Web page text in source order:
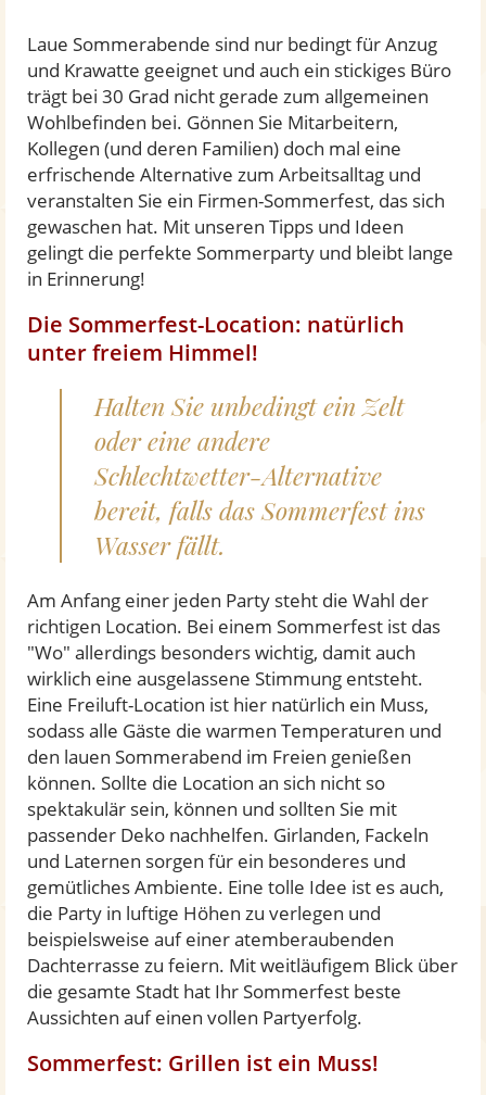
Laue Sommerabende sind nur bedingt für Anzug
und Krawatte geeignet und auch ein stickiges Büro
trägt bei 30 Grad nicht gerade zum allgemeinen
Wohlbefinden bei. Gönnen Sie Mitarbeitern,
Kollegen (und deren Familien) doch mal eine
erfrischende Alternative zum Arbeitsalltag und
veranstalten Sie ein Firmen-Sommerfest, das sich
gewaschen hat. Mit unseren Tipps und Ideen
gelingt die perfekte Sommerparty und bleibt lange
in Erinnerung!
Die Sommerfest-Location: natürlich
unter freiem Himmel!
Halten Sie unbedingt ein Zelt
oder eine andere
Schlechtwetter-Alternative
bereit, falls das Sommerfest ins
Wasser fällt.
Am Anfang einer jeden Party steht die Wahl der
richtigen Location. Bei einem Sommerfest ist das
"Wo" allerdings besonders wichtig, damit auch
wirklich eine ausgelassene Stimmung entsteht.
Eine Freiluft-Location ist hier natürlich ein Muss,
sodass alle Gäste die warmen Temperaturen und
den lauen Sommerabend im Freien genießen
können. Sollte die Location an sich nicht so
spektakulär sein, können und sollten Sie mit
passender Deko nachhelfen. Girlanden, Fackeln
und Laternen sorgen für ein besonderes und
gemütliches Ambiente. Eine tolle Idee ist es auch,
die Party in luftige Höhen zu verlegen und
beispielsweise auf einer atemberaubenden
Dachterrasse zu feiern. Mit weitläufigem Blick über
die gesamte Stadt hat Ihr Sommerfest beste
Aussichten auf einen vollen Partyerfolg.
Sommerfest: Grillen ist ein Muss!